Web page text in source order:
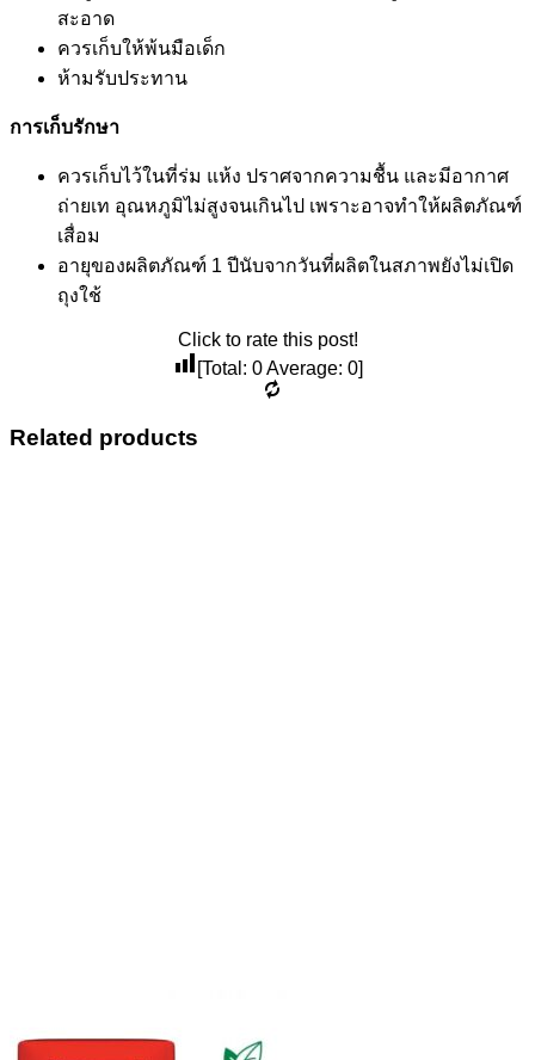
สะอาด
ควรเก็บให้พ้นมือเด็ก
ห้ามรับประทาน
การเก็บรักษา
ควรเก็บไว้ในที่ร่ม แห้ง ปราศจากความชื้น และมีอากาศ
ถ่ายเท อุณหภูมิไม่สูงจนเกินไป เพราะอาจทำให้ผลิตภัณฑ์
เสื่อม
อายุของผลิตภัณฑ์ 1 ปีนับจากวันที่ผลิตในสภาพยังไม่เปิด
ถุงใช้
Click to rate this post!
[Total: 0Average: 0]
Related products